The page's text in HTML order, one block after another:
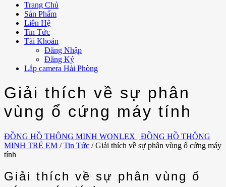
Trang Chủ
Sản Phẩm
Liên Hệ
Tin Tức
Tài Khoản
Đăng Nhập
Đăng Ký
Lắp camera Hải Phòng
Giải thích về sự phân
vùng ổ cứng máy tính
ĐỒNG HỒ THÔNG MINH WONLEX | ĐỒNG HỒ THÔNG
MINH TRẺ EM / Tin Tức / Giải thích về sự phân vùng ổ cứng máy
tính
Giải thích về sự phân vùng ổ